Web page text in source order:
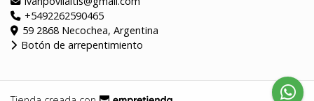
+5492262590465
59 2868 Necochea, Argentina
Botón de arrepentimiento